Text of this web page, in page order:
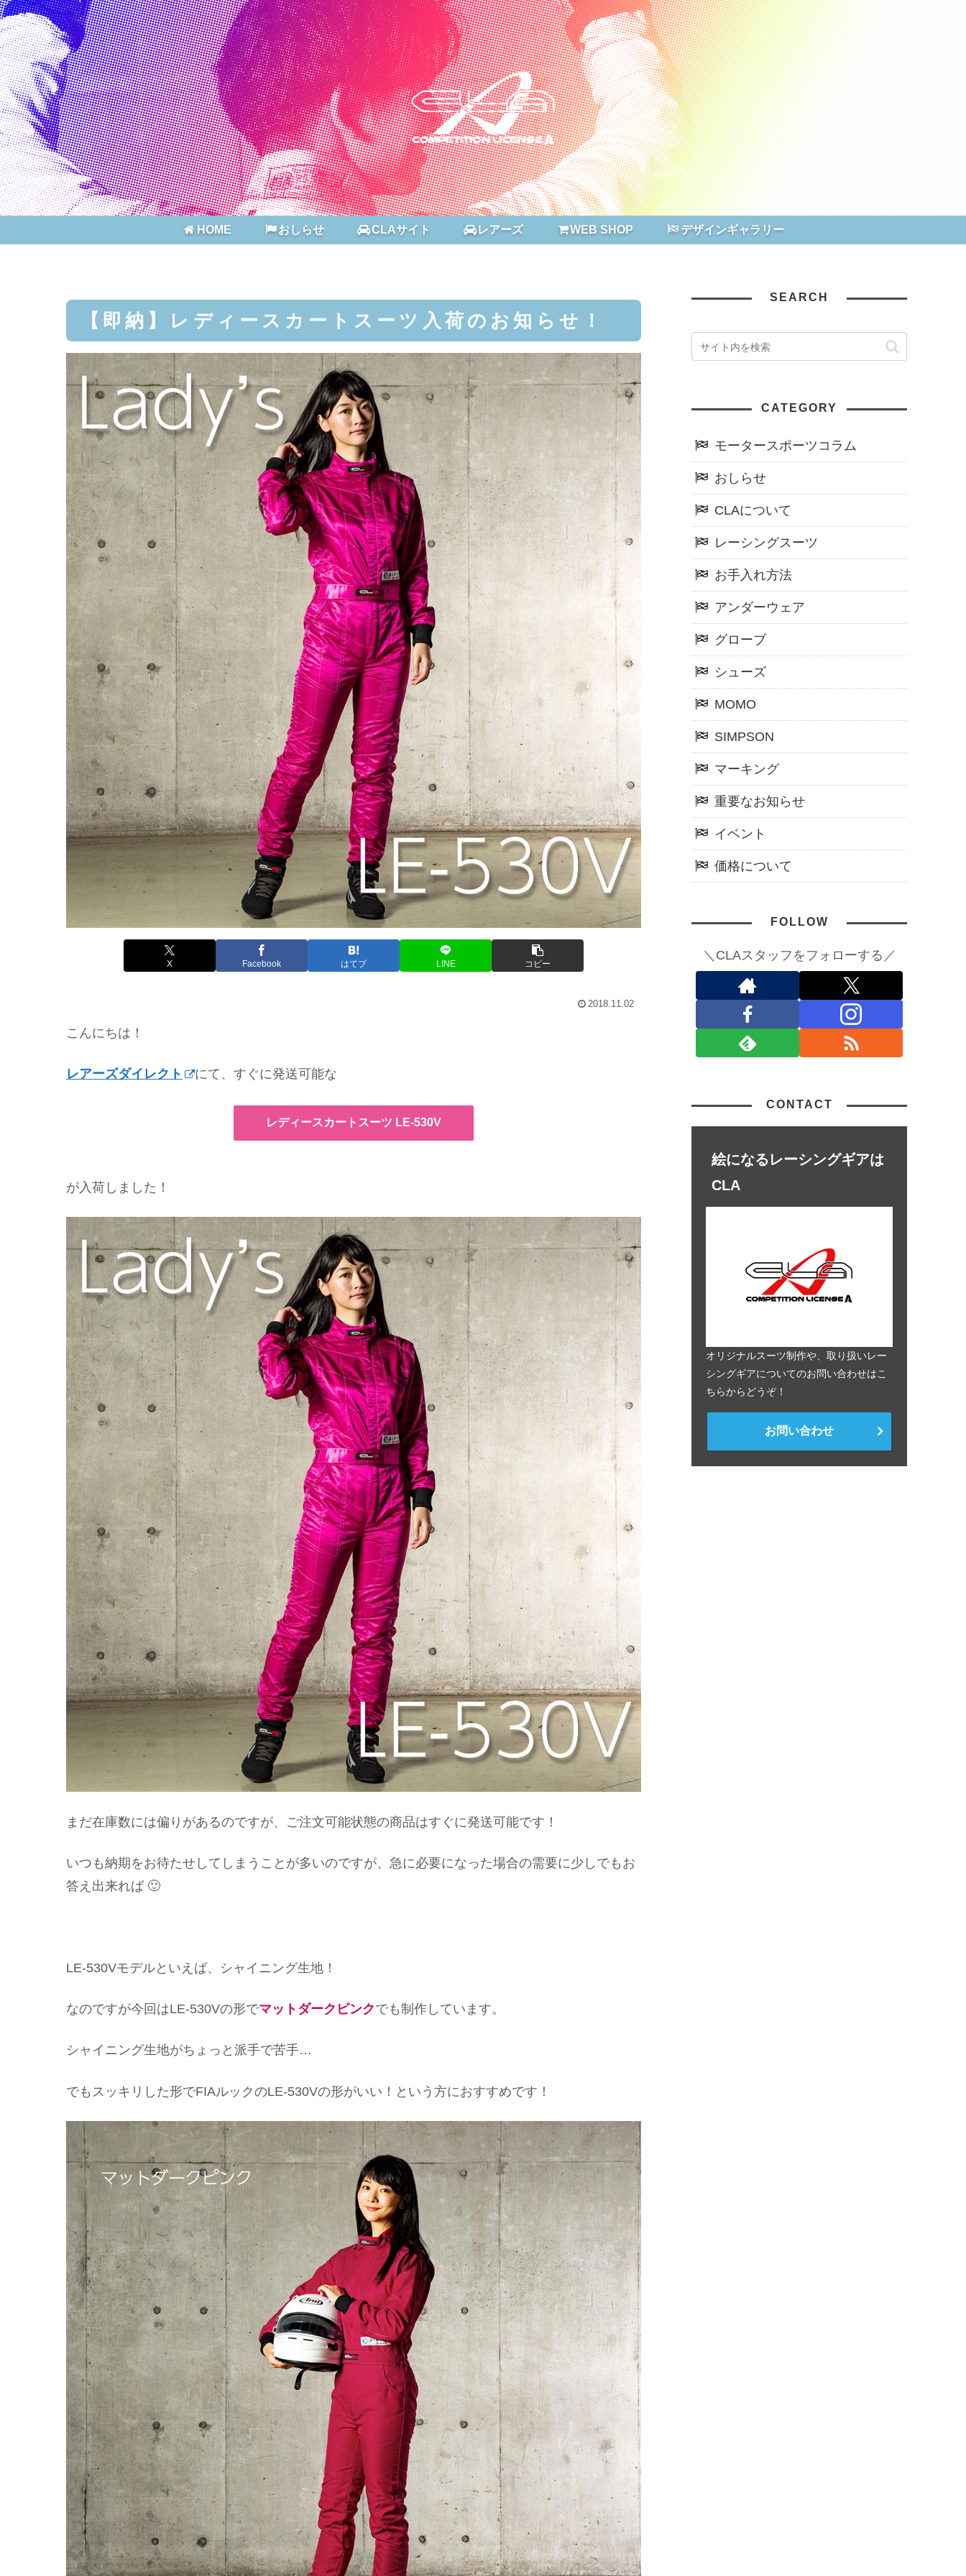
HOME おしらせ CLAサイト レアーズ WEB SHOP デザインギャラリー
【即納】レディースカートスーツ入荷のお知らせ！
X Facebook はてブ LINE コピー
2018.11.02
こんにちは！
レアーズダイレクト にて、すぐに発送可能な
レディースカートスーツ LE-530V
が入荷しました！
まだ在庫数には偏りがあるのですが、ご注文可能状態の商品はすぐに発送可能です！
いつも納期をお待たせしてしまうことが多いのですが、急に必要になった場合の需要に少しでもお
答え出来れば 🙂
LE-530Vモデルといえば、シャイニング生地！
なのですが今回はLE-530Vの形でマットダークピンクでも制作しています。
シャイニング生地がちょっと派手で苦手…
でもスッキリした形でFIAルックのLE-530Vの形がいい！という方におすすめです！
SEARCH
CATEGORY
モータースポーツコラム
おしらせ
CLAについて
レーシングスーツ
お手入れ方法
アンダーウェア
グローブ
シューズ
MOMO
SIMPSON
マーキング
重要なお知らせ
イベント
価格について
FOLLOW
＼CLAスタッフをフォローする／
CONTACT
絵になるレーシングギアは
CLA
オリジナルスーツ制作や、取り扱いレー
シングギアについてのお問い合わせはこ
ちらからどうぞ！
お問い合わせ